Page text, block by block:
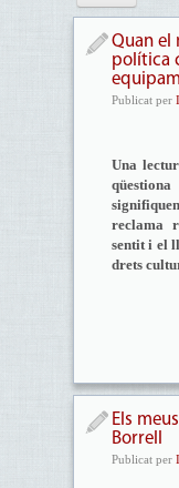
Quan el
política
Publicat per
Una
reclama
sentit i el
drets
Els
Borrell
Publicat per